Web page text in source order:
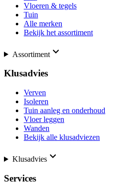
Vloeren & tegels
Tuin
Alle merken
Bekijk het assortiment
Assortiment
Klusadvies
Verven
Isoleren
Tuin aanleg en onderhoud
Vloer leggen
Wanden
Bekijk alle klusadviezen
Klusadvies
Services